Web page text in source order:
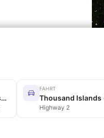
Helikopterflug über die Thousand Islands
FAHRT
Highway 2